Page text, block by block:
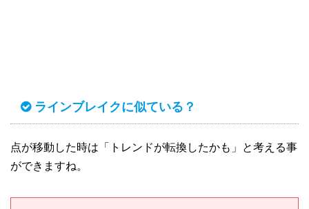
ラインブレイクに似ている？
点が移動した時は「トレンドが転換したかも」と考える事
ができますね。